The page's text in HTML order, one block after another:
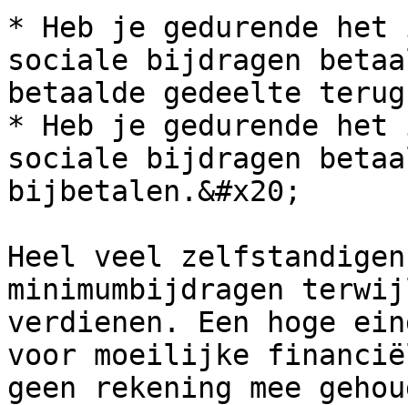
* Heb je gedurende
sociale bijdragen
betaalde gedeelte
* Heb je gedurende
sociale bijdragen
bijbetalen.&#x20;
Heel veel
minimumbijdragen
verdienen. Een hoge
voor moeilijke
geen rekening mee